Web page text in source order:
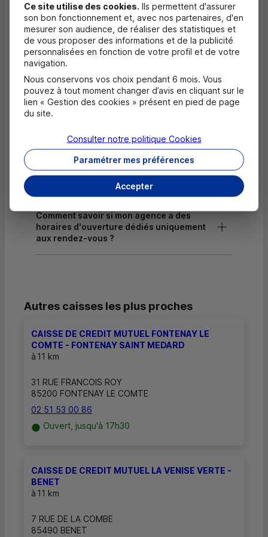
Dépôt de monnaie EUR
Dépôt valorisé de chèques EUR
Dépôt de chèques EUR
Masquer
Questions fréquentes
Quels documents sont nécessaires à
l'ouverture d'un compte pour un majeur ?
Où trouver les numéros d'urgence ?
Comment savoir si mon agence a des
horaires d'ouverture dédiés uniquement
aux rendez-vous ?
Autres caisses les plus proches
CAISSE DE CREDIT MUTUEL FONTENAY LE
COMTE - FONTENAY SAINT MEDARD
à 11 km
31 RUE FRANCOIS ROY
85200 FONTENAY LE COMTE
02 51 53 00 86
Ouvert, jusqu'à 17h30
CAISSE DE CREDIT MUTUEL LA VENISE VERTE -
BENET
à 11 km
7 RUE DE LA COMBE
85490 BENET
Ce site utilise des cookies. Ils permettent d'assurer
son bon fonctionnement et, avec nos partenaires, d'en
mesurer son audience, de réaliser des statistiques et
de vous proposer des informations et de la publicité
personnalisées en fonction de votre profil et de votre
navigation.
Nous conservons vos choix pendant 6 mois. Vous
pouvez à tout moment changer d’avis en cliquant sur le
lien « Gestion des cookies » présent en pied de page
du site.
Accepter
Paramétrer mes préférences
Consulter notre politique Cookies